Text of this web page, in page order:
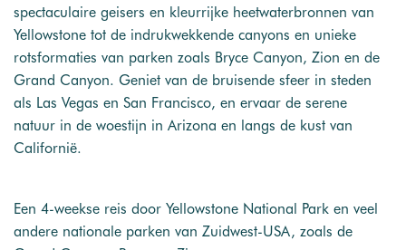
spectaculaire geisers en kleurrijke heetwaterbronnen van
Yellowstone tot de indrukwekkende canyons en unieke
rotsformaties van parken zoals Bryce Canyon, Zion en de
Grand Canyon. Geniet van de bruisende sfeer in steden
als Las Vegas en San Francisco, en ervaar de serene
natuur in de woestijn in Arizona en langs de kust van
Californië.
Een 4-weekse reis door Yellowstone National Park en veel
andere nationale parken van Zuidwest-USA, zoals de